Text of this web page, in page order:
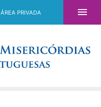
ÁREA PRIVADA 